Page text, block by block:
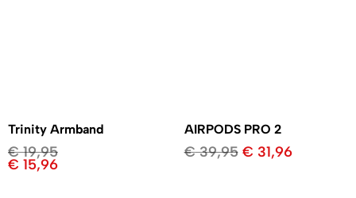
Trinity Armband
€19,95
€ 15,96
AIRPODS PRO 2
€39,95 € 31,96